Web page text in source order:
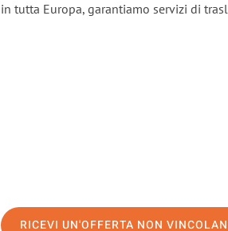
in tutta Europa, garantiamo servizi di
RICEVI UN'OFFERTA NON